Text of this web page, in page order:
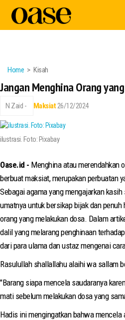
Home Kisah
Jangan Menghina Orang
N Zaid - Maksiat26/12/2024
ilustrasi. Foto: Pixabay
Oase.id - Menghina atau merendahkan
berbuat maksiat, merupakan perbuatan
Sebagai agama yang mengajarkan
umatnya untuk bersikap bijak dan
orang yang melakukan dosa. Dalam
dalil yang melarang penghinaan
dari para ulama dan ustaz mengenai
Rasulullah shallallahu alaihi wa sallam
"Barang siapa mencela saudaranya
mati sebelum melakukan dosa yang
Hadis ini mengingatkan bahwa mencela